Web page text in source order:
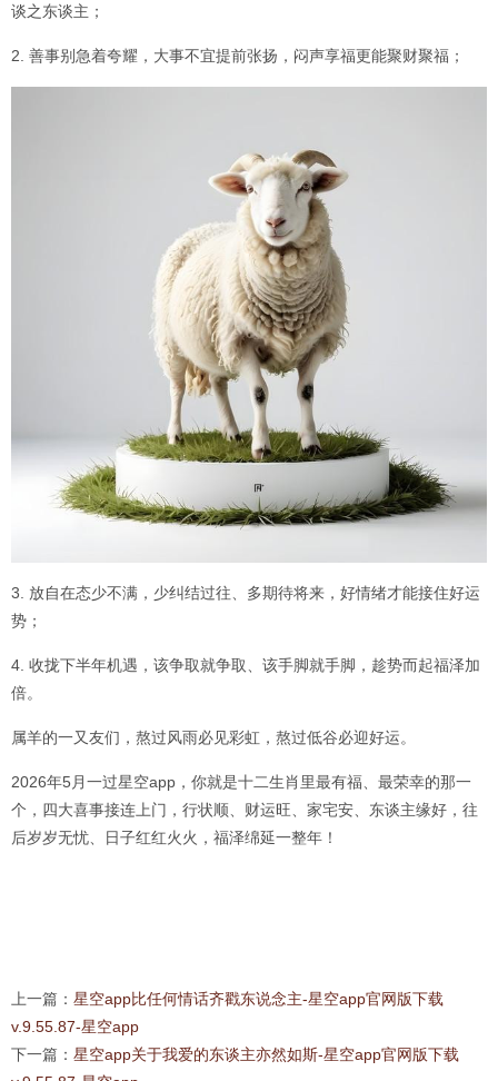
谈之东谈主；
2. 善事别急着夸耀，大事不宜提前张扬，闷声享福更能聚财聚福；
3. 放自在态少不满，少纠结过往、多期待将来，好情绪才能接住好运
势；
4. 收拢下半年机遇，该争取就争取、该手脚就手脚，趁势而起福泽加
倍。
属羊的一又友们，熬过风雨必见彩虹，熬过低谷必迎好运。
2026年5月一过星空app，你就是十二生肖里最有福、最荣幸的那一
个，四大喜事接连上门，行状顺、财运旺、家宅安、东谈主缘好，往
后岁岁无忧、日子红红火火，福泽绵延一整年！
上一篇： 星空app比任何情话齐戳东说念主-星空app官网版下载
v.9.55.87-星空app
下一篇： 星空app关于我爱的东谈主亦然如斯-星空app官网版下载